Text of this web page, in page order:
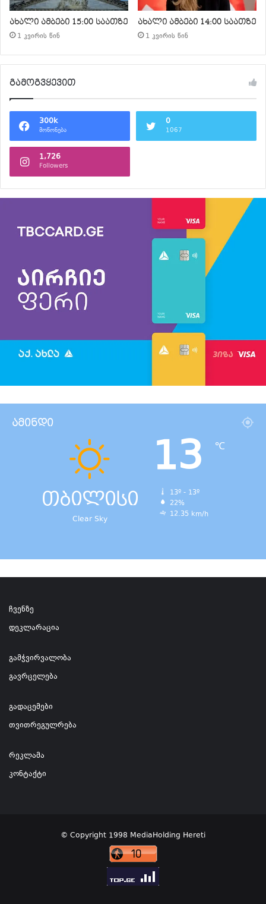
ახალი ამბები 15:00 საათზე
1 კვირის წინ
ახალი ამბები 14:00 საათზე
1 კვირის წინ
გამოგვყევით
300k
მოწონება
0
1067
1,726
Followers
ამინდი
თბილისი
Clear Sky
13 ℃
13º - 13º
22%
12.35 km/h
ჩვენზე
დეკლარაცია
გამჭვირვალობა
გავრცელება
გადაცემები
თვითრეგულრება
რეკლამა
კონტაქტი
© Copyright 1998 MediaHolding Hereti